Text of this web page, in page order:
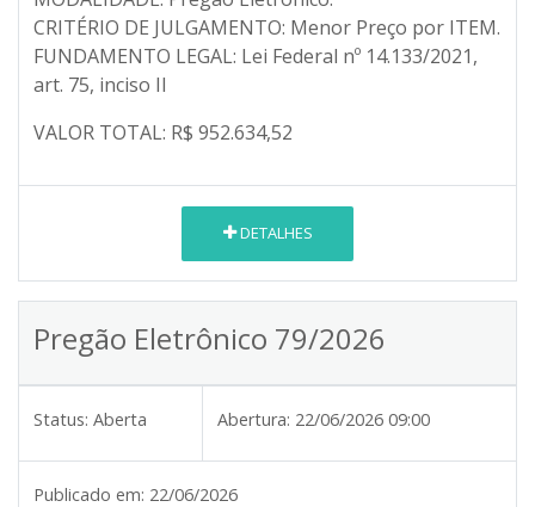
CRITÉRIO DE JULGAMENTO: Menor Preço por ITEM.
FUNDAMENTO LEGAL: Lei Federal nº 14.133/2021,
art. 75, inciso II
VALOR TOTAL: R$ 952.634,52
DETALHES
Pregão Eletrônico 79/2026
Status: Aberta Abertura: 22/06/2026 09:00
Publicado em: 22/06/2026